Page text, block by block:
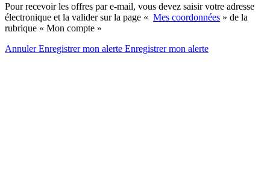
Pour recevoir les offres par e-mail, vous devez saisir votre adresse
électronique et la valider sur la page « Mes coordonnées » de la
rubrique « Mon compte »
AnnulerEnregistrer mon alerte Enregistrermon alerte